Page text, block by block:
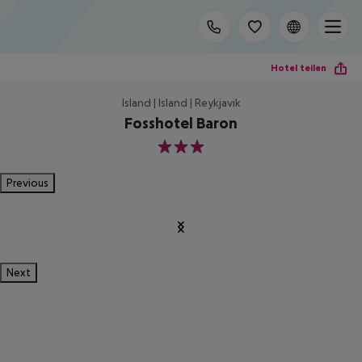
Hotel teilen
Island | Island | Reykjavik
Fosshotel Baron
3
Previous
Next